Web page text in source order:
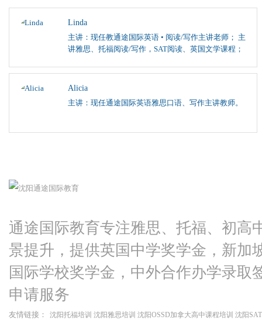
Linda
主讲：现任教通途国际英语 • 阅读/写作主讲老师； 主
讲雅思、托福阅读/写作，SAT阅读、英国文学课程；
Alicia
主讲：现任通途国际英语雅思口语、写作主讲教师。
通途国际教育专注雅思、托福、初高
景提升，提供英国中学奖学金，新加
国际学校奖学金，中外合作办学录取
申请服务
友情链接： 沈阳托福培训 沈阳雅思培训 沈阳OSSD加拿大高中课程培训 沈阳